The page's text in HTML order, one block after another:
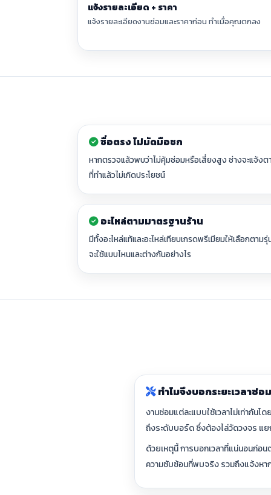
แจ้งรายละเอียด + ราคา
แจ้งรายละเอียดงานซ่อมและราคาก่อน ทำเมื่อคุณตกลง
ซื่อตรง ไม่มัดมือชก
หากตรวจแล้วพบว่าไม่คุ้มซ่อมหรือเสี่ยงสูง ช่างจะแจ้งต
ที่ทำแล้วไม่เกิดประโยชน์
อะไหล่ตามมาตรฐานร้าน
มีทั้งอะไหล่แท้และอะไหล่เทียบเกรดพรีเมียมให้เลือกตาม
จะใช้แบบไหนและต่างกันอย่างไร
ทำไมจึงบอกระยะเวลาซ่
งานซ่อมแต่ละแบบใช้เวลาไม่เท่ากัน
ถึงระดับบอร์ด ซึ่งต้องไล่วัดวงจร แย
ด้วยเหตุนี้ การบอกเวลาที่แน่นอนก่อ
ความซับซ้อนที่พบจริง รวมถึงแจ้งหา